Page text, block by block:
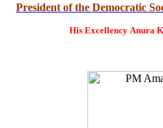
President of the Democratic
His Excellency Anura